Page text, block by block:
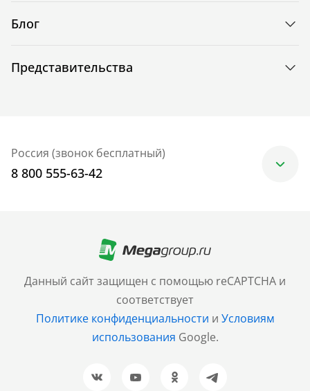
Данный сайт защищен с помощью reCAPTCHA и
соответствует
Политике конфиденциальности и Условиям
использования Google.
Блог
Представительства
Россия (звонок бесплатный)
8 800 555-63-42
+7 (499) 705-30-10
Санкт-Петербург
+7 (812) 600-77-33
Барнаул
+7 (961) 999-93-93
Новосибирск